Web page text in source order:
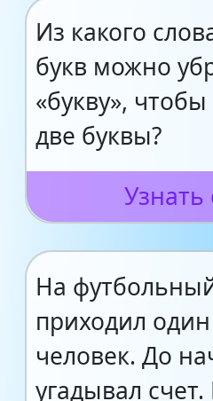
Из какого
букв можно
«букву»,
две буквы?
Узнать
На
приходил
человек. До
угадывал